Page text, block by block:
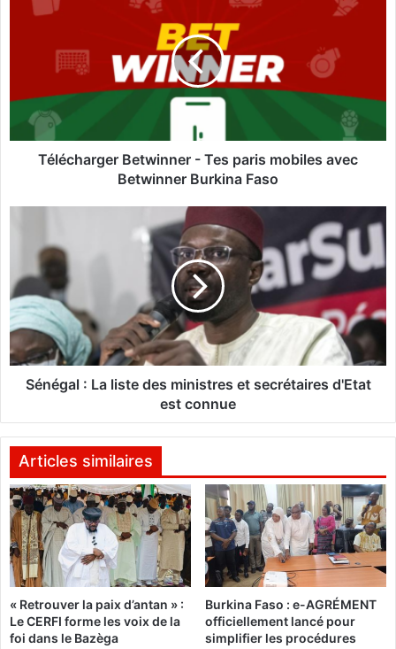
a
g
n
n
e
-
p
i
s
m
o
b
i
l
e
s
Télécharger Betwinner - Tes paris mobiles avec
Betwinner Burkina Faso
g
a
l
L
i
s
e
d
e
s
m
i
n
i
s
t
Sénégal : La liste des ministres et secrétaires d'Etat
est connue
Articles similaires
« Retrouver la paix d’antan » :
Le CERFI forme les voix de la
foi dans le Bazèga
Burkina Faso : e-AGRÉMENT
officiellement lancé pour
simplifier les procédures